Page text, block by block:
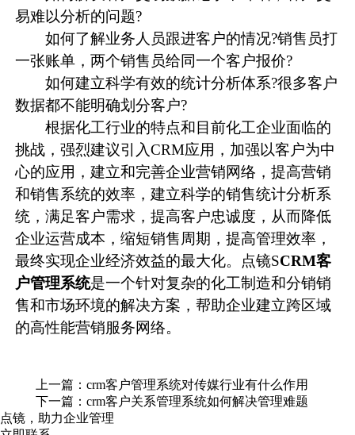
易难以分析的问题?
如何了解业务人员跟进客户的情况?销售员打
一张账单，两个销售员给同一个客户报价?
如何建立科学有效的统计分析体系?很多客户
数据都不能明确划分客户?
根据化工行业的特点和目前化工企业面临的
挑战，强烈建议引入CRM应用，加强以客户为中
心的应用，建立和完善企业营销网络，提高营销
和销售系统的效率，建立科学的销售统计分析系
统，满足客户需求，提高客户忠诚度，从而降低
企业运营成本，缩短销售周期，提高管理效率，
最终实现企业经济效益的最大化。点镜SCRM客
户管理系统是一个针对复杂的化工制造和分销销
售和市场环境的解决方案，帮助企业建立跨区域
的高性能营销服务网络。
上一篇： crm客户管理系统对传媒行业有什么作用
下一篇： crm客户关系管理系统如何解决管理难题
点镜，助力企业管理